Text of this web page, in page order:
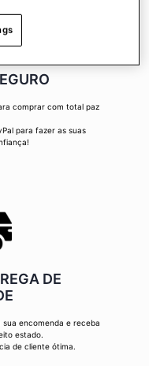
comprar com total paz
para fazer as suas
DE
encomenda e receba
estado.
de cliente ótima.